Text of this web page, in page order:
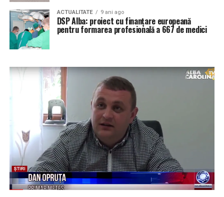
ACTUALITATE 9 ani ago
DSP Alba: proiect cu finanțare europeană
pentru formarea profesională a 667 de medici